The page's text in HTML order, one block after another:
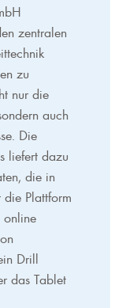
zentralen
zu
nur die
auch
Die
liefert dazu
die in
Plattform
online
Drill
das Tablet